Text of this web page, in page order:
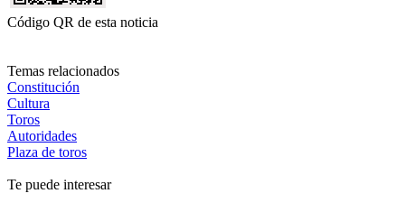
Código QR de esta noticia
Temas relacionados
Constitución
Cultura
Toros
Autoridades
Plaza de toros
Te puede interesar